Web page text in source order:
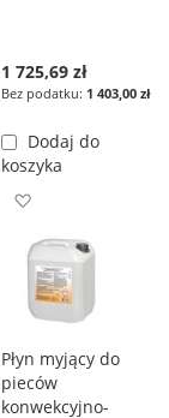
1 725,69 zł
1 403,00 zł
Dodaj do
koszyka
Płyn myjący do
pieców
konwekcyjno-